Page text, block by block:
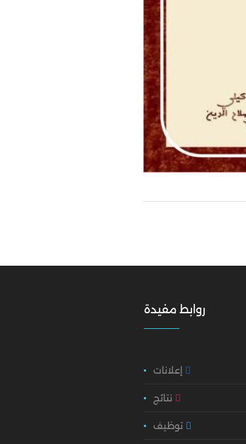
روابط مفيدة
توظيف